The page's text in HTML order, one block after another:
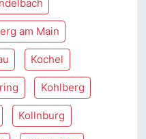
am Main
Kochel
Kohlberg
Kollnburg